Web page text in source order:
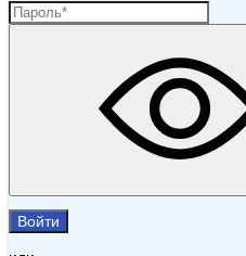
Войти